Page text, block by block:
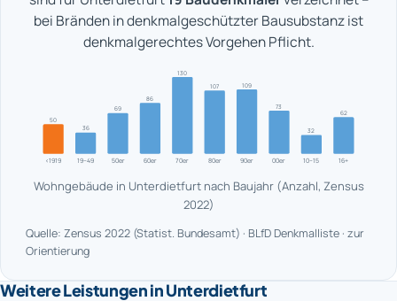
bei Bränden in denkmalgeschützter Bausubstanz ist
denkmalgerechtes Vorgehen Pflicht.
<1919
50
19–49
36
50er
69
60er
86
70er
130
80er
107
90er
109
00er
73
10–15
32
16+
62
Wohngebäude in Unterdietfurt nach Baujahr (Anzahl, Zensus
2022)
Quelle: Zensus 2022 (Statist. Bundesamt) · BLfD Denkmalliste · zur
Orientierung
Weitere Leistungen in Unterdietfurt